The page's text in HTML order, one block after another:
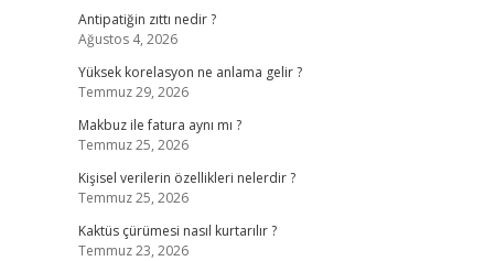
Antipatiğin zıttı nedir ?
Ağustos 4, 2026
Yüksek korelasyon ne anlama gelir ?
Temmuz 29, 2026
Makbuz ile fatura aynı mı ?
Temmuz 25, 2026
Kişisel verilerin özellikleri nelerdir ?
Temmuz 25, 2026
Kaktüs çürümesi nasıl kurtarılır ?
Temmuz 23, 2026